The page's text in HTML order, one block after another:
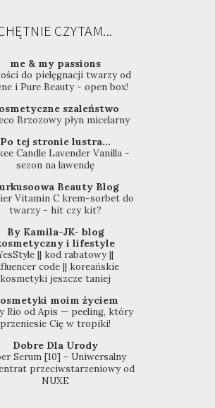
CZYTAM...
me & my passions
do pielęgnacji twarzy od
i Pure Beauty - open box!
szaleństwo
Brzozowy płyn micelarny
Po tej stronie lustra...
Candle Lavender Vanilla -
sezon na lawendę
Beauty Blog
Vitamin C krem-sorbet do
twarzy - hit czy kit?
By Kamila-JK- blog
i lifestyle
|| kod rabatowy ||
code || koreańskie
kosmetyki jeszcze taniej
moim życiem
Rio od Apis — peeling, który
przeniesie Cię w tropiki!
Dobre Dla Urody
Serum [10] - Uniwersalny
przeciwstarzeniowy od
NUXE